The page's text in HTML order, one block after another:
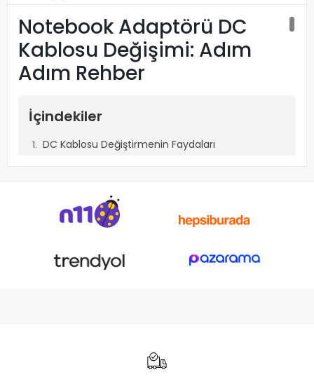
Notebook Adaptörü DC
Kablosu Değişimi: Adım
Adım Rehber
İçindekiler
DC Kablosu Değiştirmenin Faydaları
Değişimi
Dikkat Edilmesi Gerekenler
Notebook Adaptörü DC Kablosu Değişimi: Adım Adım
değiştirmek yerine, yalnızca DC kablosunu değiştirerek